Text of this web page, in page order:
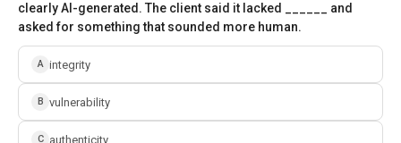
clearly AI-generated. The client said it lacked ______ and
asked for something that sounded more human.
A integrity
B vulnerability
C authenticity